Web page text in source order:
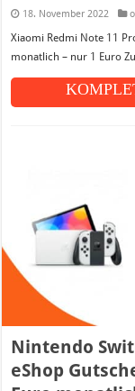
18. November 2022
Xiaomi Redmi Note 11
monatlich – nur 1 Euro
Nintendo
eShop